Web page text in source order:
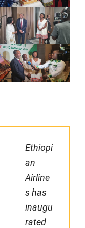
Ethiopi
an
Airline
s has
inaugu
rated